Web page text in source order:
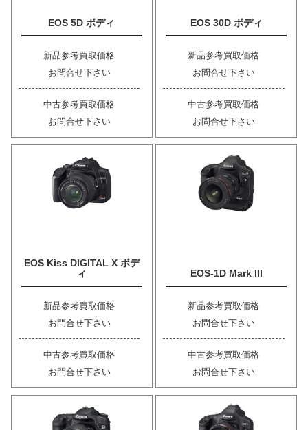
EOS 5D ボディ
新品参考買取価格
お問合せ下さい
中古参考買取価格
お問合せ下さい
EOS 30D ボディ
新品参考買取価格
お問合せ下さい
中古参考買取価格
お問合せ下さい
EOS Kiss DIGITAL X ボデ
ィ
新品参考買取価格
お問合せ下さい
中古参考買取価格
お問合せ下さい
EOS-1D Mark III
新品参考買取価格
お問合せ下さい
中古参考買取価格
お問合せ下さい